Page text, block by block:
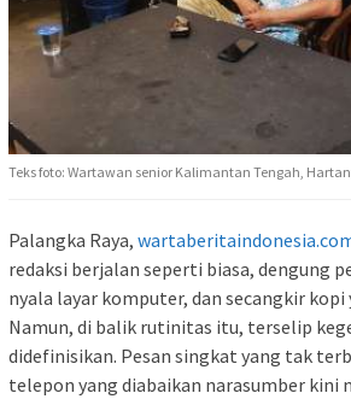
Teks foto: Wartawan senior Kalimantan Tengah,
Palangka Raya,
redaksi berjalan seperti biasa, dengung
nyala layar komputer, dan secangkir kopi
Namun, di balik rutinitas itu, terselip
didefinisikan. Pesan singkat yang tak
telepon yang diabaikan narasumber kini